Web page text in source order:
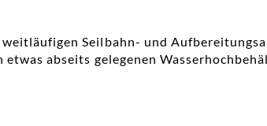
Seilbahn- und
abseits gelegenen